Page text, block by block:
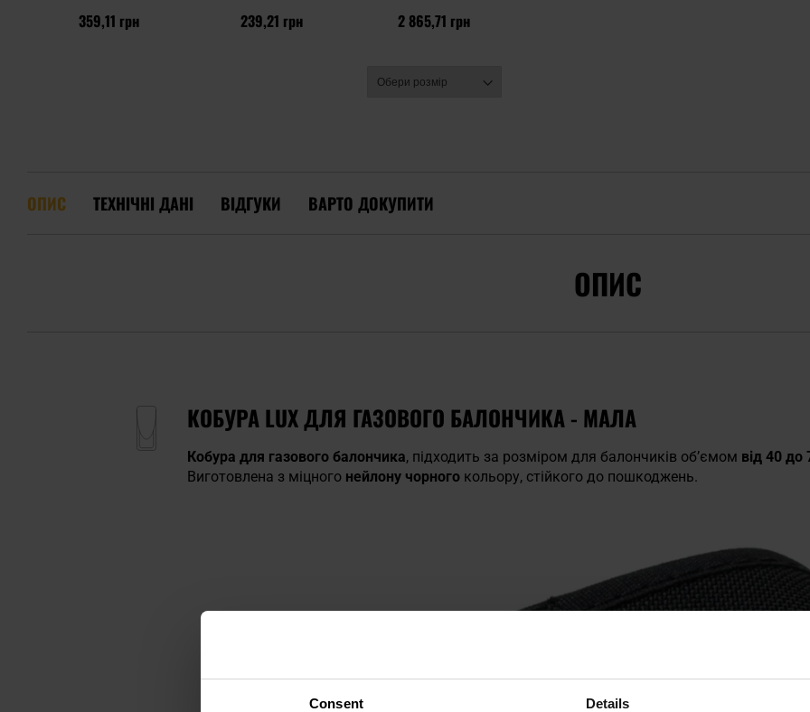
Consent Details
359,11 грн 239,21 грн
2 865,71 грн
ОПИС ТЕХНІЧНІ ДАНІ ВІДГУКИ ВАРТО ДОКУПИТИ
ОПИС
КОБУРА LUX ДЛЯ ГАЗОВОГО БАЛОНЧИКА - МАЛА
Кобура для газового балончика, підходить за розміром для балончиків об’ємом від 40 до
Виготовлена з міцного нейлону чорного кольору, стійкого до пошкоджень.